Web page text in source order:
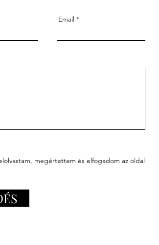
Email
megértettem és elfogadom az oldal